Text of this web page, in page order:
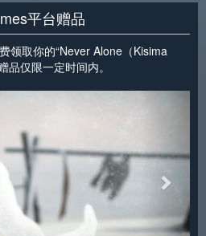
平台赠品
领取你的“Never Alone（Kisima
品仅限一定时间内。